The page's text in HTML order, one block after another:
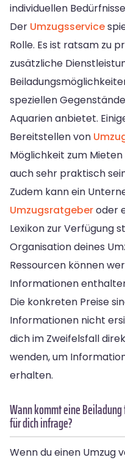
individuellen
Der Umzugsservice
Rolle. Es ist ratsam zu
zusätzliche
speziellen
Aquarien anbietet.
Bereitstellen von
Möglichkeit zum
auch sehr praktisch
Zudem kann ein
Umzugsratgeberoder
Lexikon zur Verfügung
Organisation deines
Ressourcen können
Informationen
Die konkreten Preise
Informationen nicht
dich im Zweifelsfall
wenden, um
erhalten.
Wann kommt eine
für dich infrage?
Wenn du einen Umzug